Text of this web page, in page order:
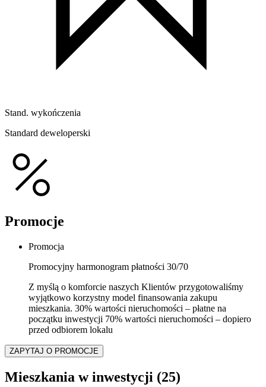
Stand. wykończenia
Standard deweloperski
Promocje
Promocja
Promocyjny harmonogram płatności 30/70
Z myślą o komforcie naszych Klientów przygotowaliśmy
wyjątkowo korzystny model finansowania zakupu
mieszkania. 30% wartości nieruchomości – płatne na
początku inwestycji 70% wartości nieruchomości – dopiero
przed odbiorem lokalu
ZAPYTAJ O PROMOCJE
Mieszkania w inwestycji (25)